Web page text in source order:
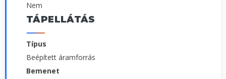
Nem
TÁPELLÁTÁS
Típus
Beépített áramforrás
Bemenet